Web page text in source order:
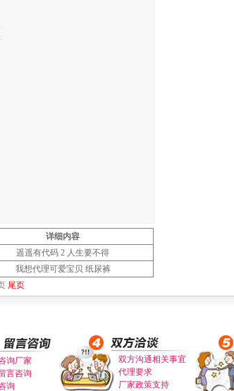
详细内容
遥遥有代码 2 人生要不得
我想代理可爱宝贝 纸尿裤
尾页
询厂家
言咨询
询
双方沟通相关事宜
代理要求
厂家政策支持